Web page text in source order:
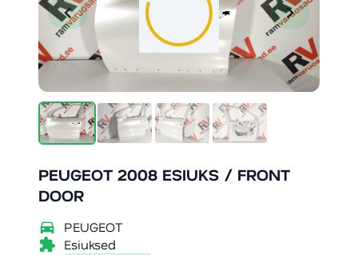
chevron_left chevron_right
PEUGEOT 2008 ESIUKS / FRONT
DOOR
directions_car PEUGEOT
extension Esiuksed